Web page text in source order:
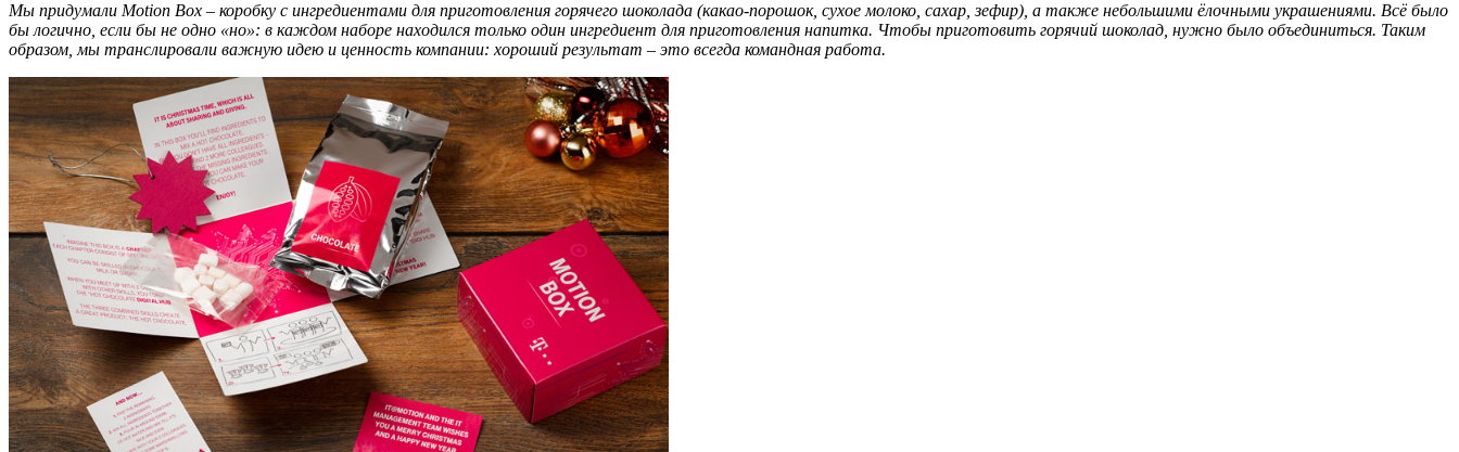
Мы придумали Motion Box – коробку с ингредиентами для приготовления горячего шоколада (какао-порошок, сухое молоко, сахар, зефир), а также небольшими ёлочными украшениями. Всёбыло
бы логично, если бы не одно «но»: в каждом наборе находился только один ингредиент для приготовления напитка. Чтобы приготовить горячий шоколад , нужно было объединиться. Таким
образом мы транслировали важную идею и ценность компании: хороший результат – это всегда командная работа.